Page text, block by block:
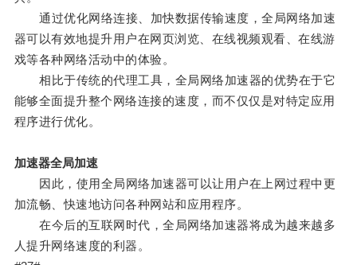
通过优化网络连接、加快数据传输速度，全局网络加速
器可以有效地提升用户在网页浏览、在线视频观看、在线游
戏等各种网络活动中的体验。
相比于传统的代理工具，全局网络加速器的优势在于它
能够全面提升整个网络连接的速度，而不仅仅是对特定应用
程序进行优化。
加速器全局加速
因此，使用全局网络加速器可以让用户在上网过程中更
加流畅、快速地访问各种网站和应用程序。
在今后的互联网时代，全局网络加速器将成为越来越多
人提升网络速度的利器。